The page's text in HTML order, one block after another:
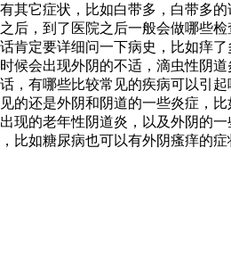
它症状，比如白带多，白带多的
，到了医院之后一般会做哪些检
定要详细问一下病史，比如痒了
候会出现外阴的不适，滴虫性阴道
有哪些比较常见的疾病可以引起
还是外阴和阴道的一些炎症，比
现的老年性阴道炎，以及外阴的
如糖尿病也可以有外阴瘙痒的症